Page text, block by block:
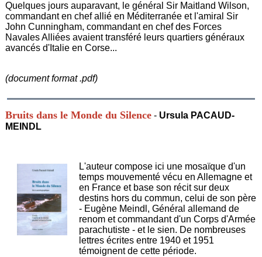
Quelques jours auparavant, le général Sir Maitland Wilson,
commandant en chef allié en Méditerranée et l'amiral Sir
John Cunningham, commandant en chef des Forces
Navales Alliées avaient transféré leurs quartiers généraux
avancés d'Italie en Corse...
(document format .pdf)
Bruits dans le Monde du Silence - Ursula PACAUD-
MEINDL
L'auteur compose ici une mosaïque d'un
temps mouvementé vécu en Allemagne et
en France et base son récit sur deux
destins hors du commun, celui de son père
- Eugène Meindl, Général allemand de
renom et commandant d'un Corps d'Armée
parachutiste - et le sien. De nombreuses
lettres écrites entre 1940 et 1951
témoignent de cette période.